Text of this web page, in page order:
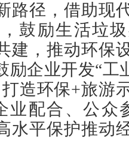
路径，借助现
鼓励生活垃
建，推动环保
励企业开发“工
造环保+旅游
业配合、公众
水平保护推动